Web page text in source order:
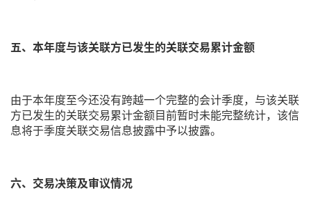
五、本年度与该关联方已发生的关联交易累计金额
由于本年度至今还没有跨越一个完整的会计季度，与该关联
方已发生的关联交易累计金额目前暂时未能完整统计，该信
息将于季度关联交易信息披露中予以披露。
六、交易决策及审议情况